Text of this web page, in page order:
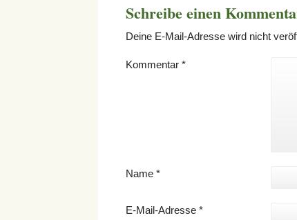
Schreibe einen
Deine E-Mail-Adresse wird nicht
Kommentar *
Name *
E-Mail-Adresse *